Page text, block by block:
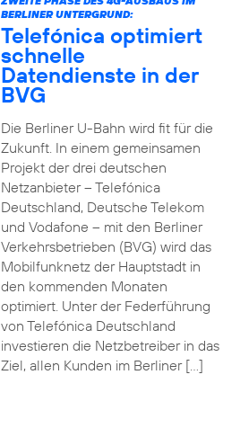
BERLINER UNTERGRUND:
Telefónica optimiert
schnelle
Datendienste in der
BVG
Die Berliner U-Bahn wird fit für die
Zukunft. In einem gemeinsamen
Projekt der drei deutschen
Netzanbieter – Telefónica
Deutschland, Deutsche Telekom
und Vodafone – mit den Berliner
Verkehrsbetrieben (BVG) wird das
Mobilfunknetz der Hauptstadt in
den kommenden Monaten
optimiert. Unter der Federführung
von Telefónica Deutschland
investieren die Netzbetreiber in das
Ziel, allen Kunden im Berliner […]